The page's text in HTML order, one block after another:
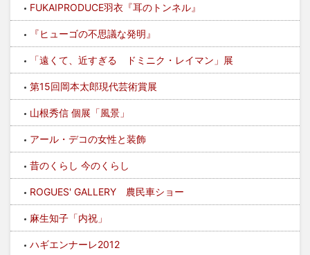
FUKAIPRODUCE羽衣『耳のトンネル』
『ヒューゴの不思議な発明』
「遠くて、近すぎる ドミニク・レイマン」展
第15回岡本太郎現代芸術賞展
山根秀信 個展「風景」
アール・デコの女性と装飾
昔のくらし 今のくらし
ROGUES' GALLERY 農民車ショー
麻生知子「内祝」
ハギエンナーレ2012